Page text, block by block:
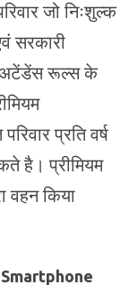
जो निःशुल्क
सरकारी
अटेंडेंस रूल्स के
प्रति वर्ष
है। प्रीमियम
वहन किया